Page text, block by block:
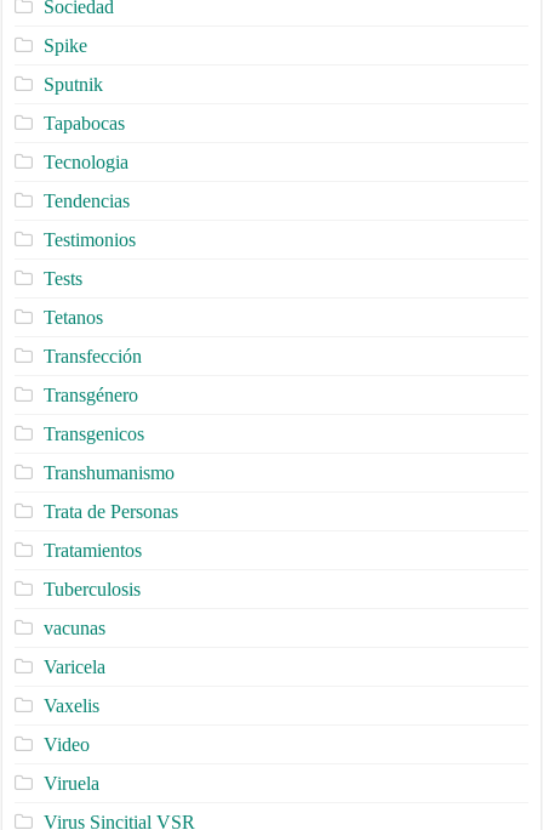
Sociedad
Spike
Sputnik
Tapabocas
Tecnologia
Tendencias
Testimonios
Tests
Tetanos
Transfección
Transgénero
Transgenicos
Transhumanismo
Trata de Personas
Tratamientos
Tuberculosis
vacunas
Varicela
Vaxelis
Video
Viruela
Virus Sincitial VSR